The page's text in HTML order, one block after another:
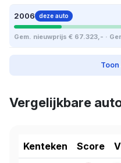
2006 deze auto
Gem. nieuwprijs € 67.323,- ·
Toon
Vergelijkbare
Kenteken Score